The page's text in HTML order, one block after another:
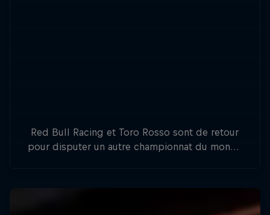
Red Bull Racing et Toro Rosso sont de retour
pour disputer un autre championnat du monde